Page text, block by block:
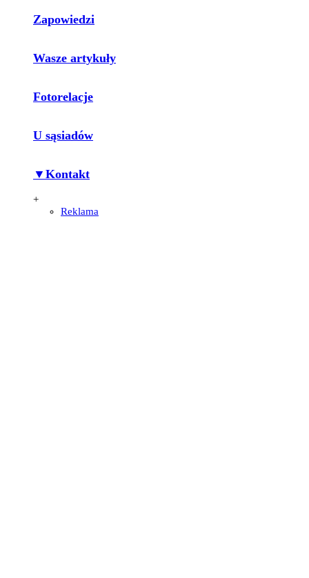
Zapowiedzi
Wasze artykuły
Fotorelacje
U sąsiadów
▼Kontakt
+
Reklama